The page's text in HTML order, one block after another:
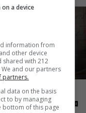
Μπίκος: Έμαθα να
a device
information from
other device
shared with 212
and our partners
partners.
data on the basis
to by managing
bottom of this page